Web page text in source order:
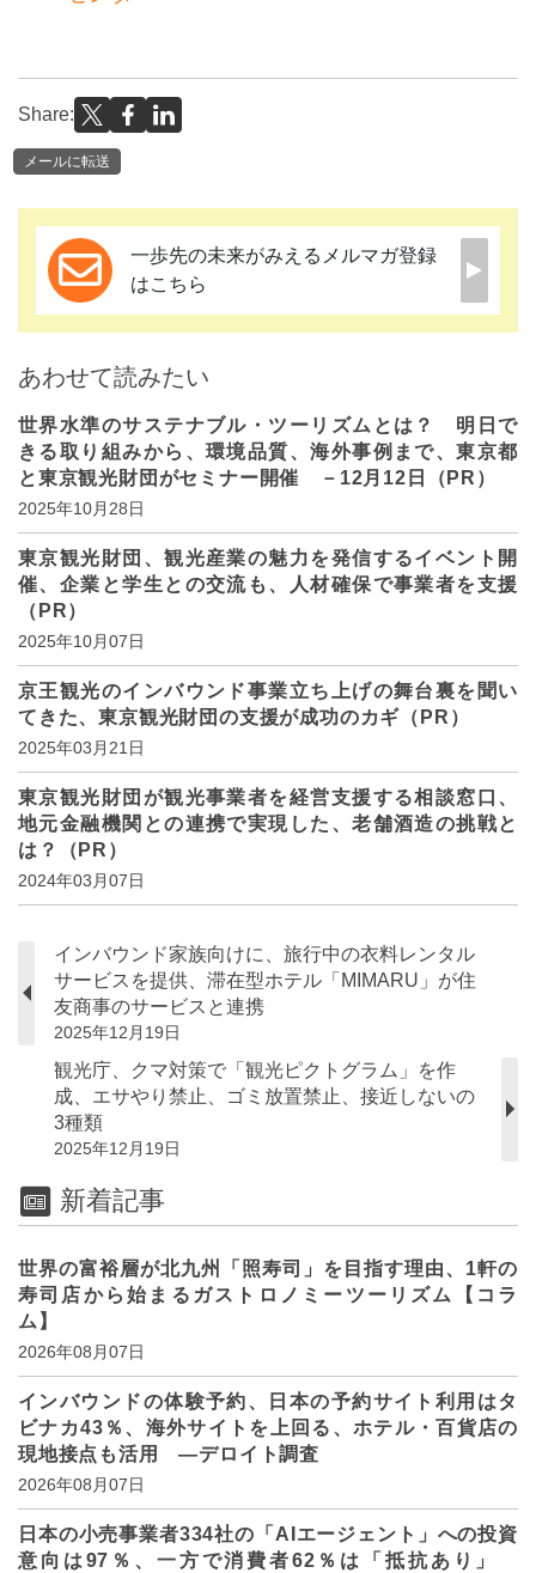
Share:
メールに転送
一歩先の未来がみえるメルマガ登録
はこちら
あわせて読みたい
世界水準のサステナブル・ツーリズムとは？ 明日で
きる取り組みから、環境品質、海外事例まで、東京都
と東京観光財団がセミナー開催 －12月12日（PR）
2025年10月28日
東京観光財団、観光産業の魅力を発信するイベント開
催、企業と学生との交流も、人材確保で事業者を支援
（PR）
2025年10月07日
京王観光のインバウンド事業立ち上げの舞台裏を聞い
てきた、東京観光財団の支援が成功のカギ（PR）
2025年03月21日
東京観光財団が観光事業者を経営支援する相談窓口、
地元金融機関との連携で実現した、老舗酒造の挑戦と
は？（PR）
2024年03月07日
インバウンド家族向けに、旅行中の衣料レンタル
サービスを提供、滞在型ホテル「MIMARU」が住
友商事のサービスと連携
2025年12月19日
観光庁、クマ対策で「観光ピクトグラム」を作
成、エサやり禁止、ゴミ放置禁止、接近しないの
3種類
2025年12月19日
新着記事
世界の富裕層が北九州「照寿司」を目指す理由、1軒の
寿司店から始まるガストロノミーツーリズム【コラ
ム】
2026年08月07日
インバウンドの体験予約、日本の予約サイト利用はタ
ビナカ43％、海外サイトを上回る、ホテル・百貨店の
現地接点も活用 ―デロイト調査
2026年08月07日
日本の小売事業者334社の「AIエージェント」への投資
意向は97％、一方で消費者62％は「抵抗あり」